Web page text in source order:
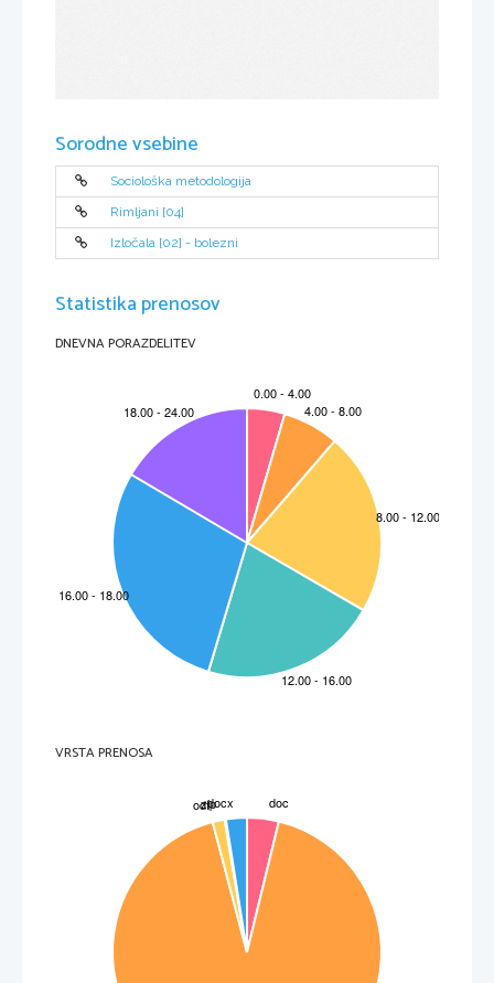
Sorodne vsebine
Sociološka metodologija
Rimljani [04]
Izločala [02] - bolezni
Statistika prenosov
DNEVNA PORAZDELITEV
VRSTA PRENOSA